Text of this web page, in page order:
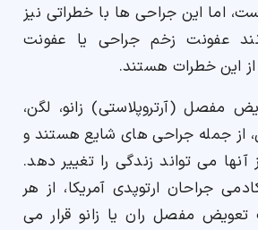
اما این جراحی ها با خطراتی نیز
عفونت زخم جراحی یا عفونت
این خطرات هستند.
مفصل (آرتروپلاستی) زانو، لگن،
از جمله جراحی های شایع هستند و
آنها می تواند زندگی را تغییر دهد.
جراحان ارتوپدی آمریکا، از هر
تعویض مفصل ران یا زانو قرار می